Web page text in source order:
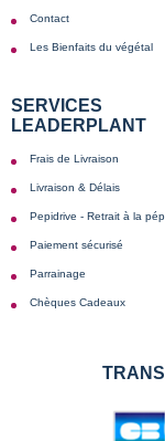
Contact
Les Bienfaits du végétal
SERVICES
LEADERPLANT
Frais de Livraison
Livraison & Délais
Pepidrive - Retrait à la
Paiement sécurisé
Parrainage
Chèques Cadeaux